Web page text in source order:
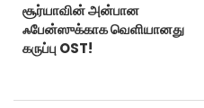
சூர்யாவின் அன்பான
ஃபேன்ஸுக்காக வெளியானது
கருப்பு OST!